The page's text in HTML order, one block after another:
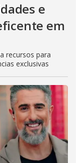
e
em
recursos para
exclusivas